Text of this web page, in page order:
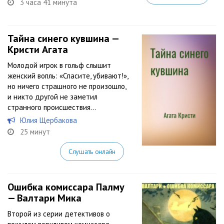
3 часа 41 минута
Тайна синего кувшина —
Кристи Агата
Молодой игрок в гольф слышит
женский вопль: «Спасите, убивают!»,
но ничего страшного не произошло,
и никто другой не заметил
странного происшествия…
Юлия Щербакова
25 минут
Слушать онлайн
Ошибка комиссара Палму
— Валтари Мика
Второй из серии детективов о